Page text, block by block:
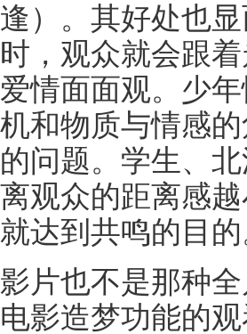
）。其好处也
，观众就会跟
情面面观。少
和物质与情感
问题。学生、
观众的距离感
达到共鸣的目
也不是那种全
影造梦功能的